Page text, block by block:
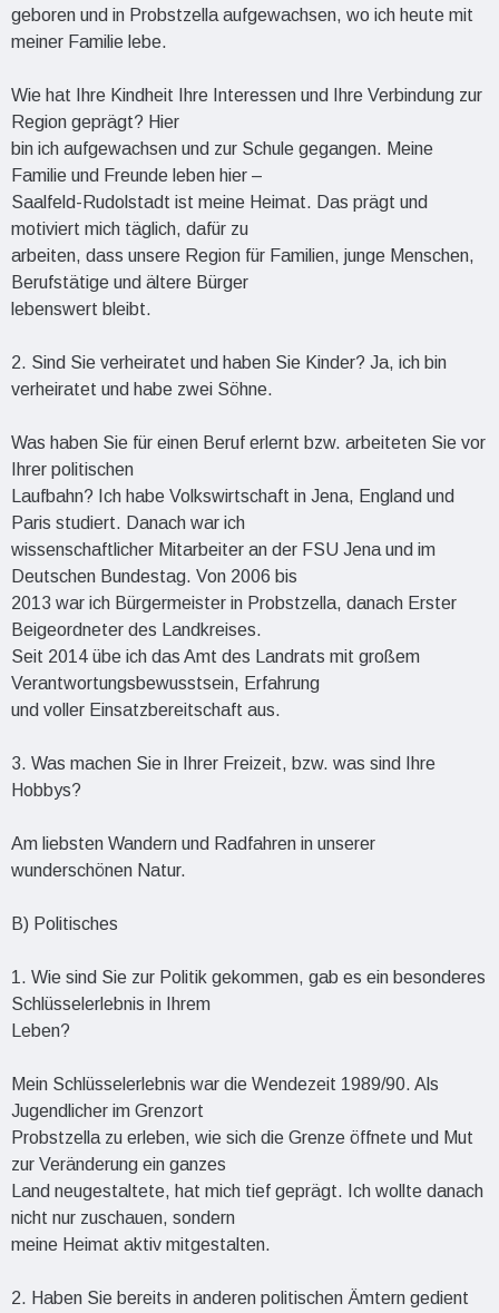
geboren und in Probstzella aufgewachsen, wo ich heute mit
meiner Familie lebe.
Wie hat Ihre Kindheit Ihre Interessen und Ihre Verbindung zur
Region geprägt? Hier
bin ich aufgewachsen und zur Schule gegangen. Meine
Familie und Freunde leben hier –
Saalfeld-Rudolstadt ist meine Heimat. Das prägt und
motiviert mich täglich, dafür zu
arbeiten, dass unsere Region für Familien, junge Menschen,
Berufstätige und ältere Bürger
lebenswert bleibt.
2. Sind Sie verheiratet und haben Sie Kinder? Ja, ich bin
verheiratet und habe zwei Söhne.
Was haben Sie für einen Beruf erlernt bzw. arbeiteten Sie vor
Ihrer politischen
Laufbahn? Ich habe Volkswirtschaft in Jena, England und
Paris studiert. Danach war ich
wissenschaftlicher Mitarbeiter an der FSU Jena und im
Deutschen Bundestag. Von 2006 bis
2013 war ich Bürgermeister in Probstzella, danach Erster
Beigeordneter des Landkreises.
Seit 2014 übe ich das Amt des Landrats mit großem
Verantwortungsbewusstsein, Erfahrung
und voller Einsatzbereitschaft aus.
3. Was machen Sie in Ihrer Freizeit, bzw. was sind Ihre
Hobbys?
Am liebsten Wandern und Radfahren in unserer
wunderschönen Natur.
B) Politisches
1. Wie sind Sie zur Politik gekommen, gab es ein besonderes
Schlüsselerlebnis in Ihrem
Leben?
Mein Schlüsselerlebnis war die Wendezeit 1989/90. Als
Jugendlicher im Grenzort
Probstzella zu erleben, wie sich die Grenze öffnete und Mut
zur Veränderung ein ganzes
Land neugestaltete, hat mich tief geprägt. Ich wollte danach
nicht nur zuschauen, sondern
meine Heimat aktiv mitgestalten.
2. Haben Sie bereits in anderen politischen Ämtern gedient